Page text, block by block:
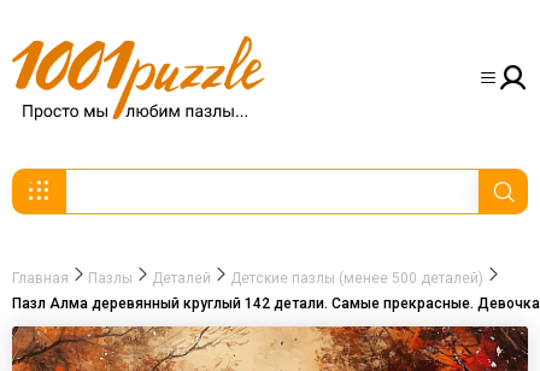
Главная Пазлы Деталей
Детские пазлы (менее 500 деталей)
Пазл Алма деревянный круглый 142 детали. Самые прекрасные.